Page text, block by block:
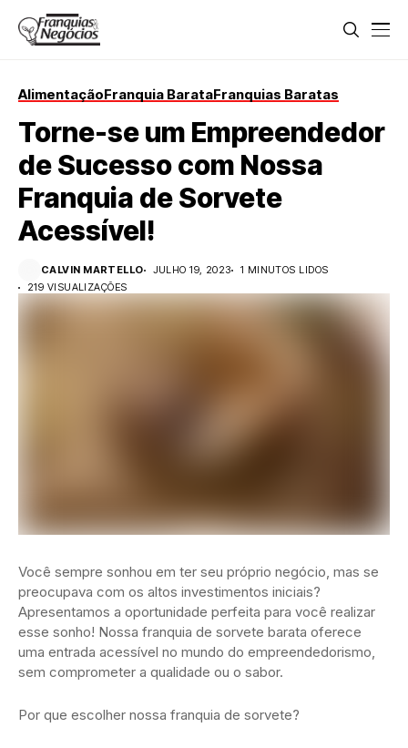
AlimentaçãoFranquia BarataFranquias Baratas
Torne-se um Empreendedor
de Sucesso com Nossa
Franquia de Sorvete
Acessível!
CALVIN MARTELLO JULHO 19, 2023
1 MINUTOS LIDOS
219 VISUALIZAÇÕES
Você sempre sonhou em ter seu próprio negócio, mas se
preocupava com os altos investimentos iniciais?
Apresentamos a oportunidade perfeita para você realizar
esse sonho! Nossa franquia de sorvete barata oferece
uma entrada acessível no mundo do empreendedorismo,
sem comprometer a qualidade ou o sabor.
Por que escolher nossa franquia de sorvete?